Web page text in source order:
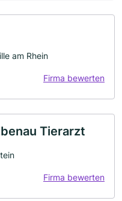
am Rhein
Firma bewerten
Tierarzt
Firma bewerten